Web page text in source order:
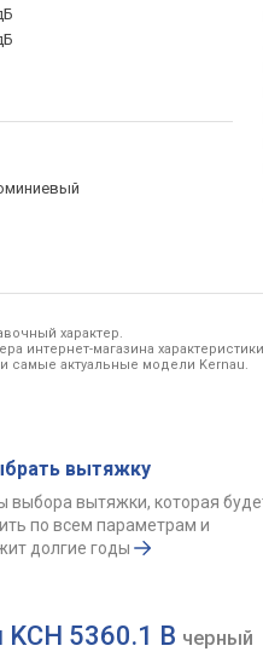
характер.
интернет-магазина
самые актуальные модели Kernau.
вытяжку
выбора вытяжки, которая
по всем параметрам и
долгие годы
5360.1 B черный